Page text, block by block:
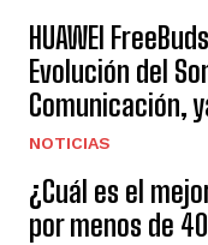
HUAWEI
Evolución del
Comunicación,
NOTICIAS
¿Cuál es el
por menos de